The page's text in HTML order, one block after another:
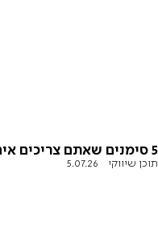
5 סימנים שאתם צריכים איחוד הלוואות
תוכן שיווקי 5.07.26